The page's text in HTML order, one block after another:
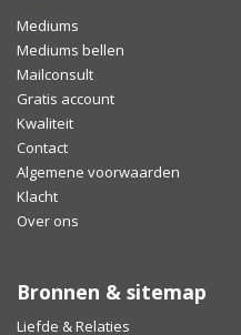
Mediums
Mediums bellen
Mailconsult
Gratis account
Kwaliteit
Contact
Algemene voorwaarden
Klacht
Over ons
Bronnen & sitemap
Liefde & Relaties